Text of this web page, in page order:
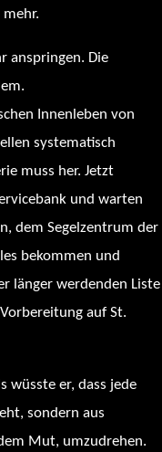
mehr.
anspringen. Die
Innenleben von
systematisch
muss her. Jetzt
und warten
dem Segelzentrum der
bekommen und
länger werdenden Liste
auf St.
wüsste er, dass jede
sondern aus
Mut, umzudrehen.